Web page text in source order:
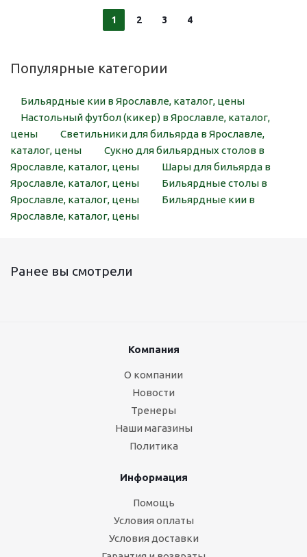
1 2 3 4
Популярные категории
Бильярдные кии в Ярославле, каталог, цены
Настольный футбол (кикер) в Ярославле, каталог,
цены
Светильники для бильярда в Ярославле,
каталог, цены
Сукно для бильярдных столов в
Ярославле, каталог, цены
Шары для бильярда в
Ярославле, каталог, цены
Бильярдные столы в
Ярославле, каталог, цены
Бильярдные кии в
Ярославле, каталог, цены
Ранее вы смотрели
Компания
О компании
Новости
Тренеры
Наши магазины
Политика
Информация
Помощь
Условия оплаты
Условия доставки